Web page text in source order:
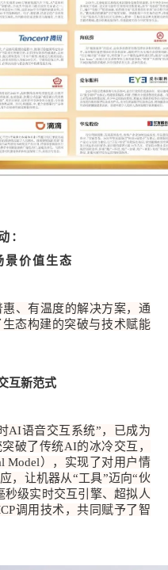
：
价值生态
、有温度的解决方案，通
态构建的突破与技术赋能
互新范式
AI语音交互系统”，已成为
破了传统AI的冰冷交互，
Model），实现了对用户情
，让机器从“工具”迈向“伙
级实时交互引擎、超拟人
调用技术，共同赋予了智